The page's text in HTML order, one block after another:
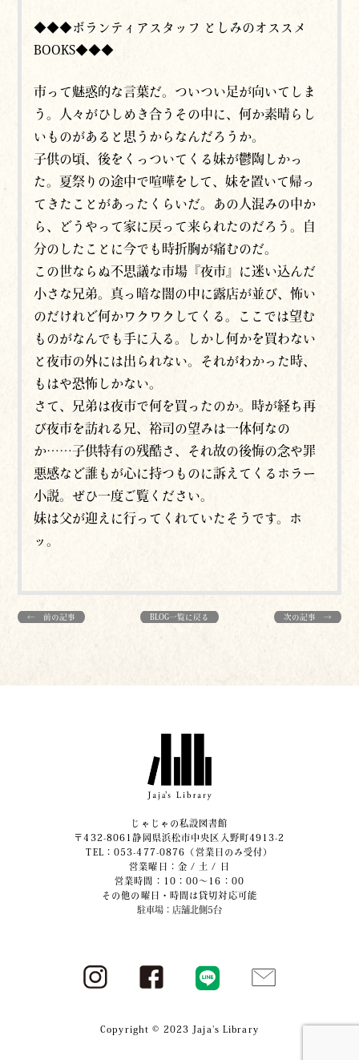
◆◆◆ボランティアスタッフ としみのオススメ
BOOKS◆◆◆
市って魅惑的な言葉だ。ついつい足が向いてしま
う。人々がひしめき合うその中に、何か素晴らし
いものがあると思うからなんだろうか。
子供の頃、後をくっついてくる妹が鬱陶しかっ
た。夏祭りの途中で喧嘩をして、妹を置いて帰っ
てきたことがあったくらいだ。あの人混みの中か
ら、どうやって家に戻って来られたのだろう。自
分のしたことに今でも時折胸が痛むのだ。
この世ならぬ不思議な市場『夜市』に迷い込んだ
小さな兄弟。真っ暗な闇の中に露店が並び、怖い
のだけれど何かワクワクしてくる。ここでは望む
ものがなんでも手に入る。しかし何かを買わない
と夜市の外には出られない。それがわかった時、
もはや恐怖しかない。
さて、兄弟は夜市で何を買ったのか。時が経ち再
び夜市を訪れる兄、裕司の望みは一体何なの
か……子供特有の残酷さ、それ故の後悔の念や罪
悪感など誰もが心に持つものに訴えてくるホラー
小説。ぜひ一度ご覧ください。
妹は父が迎えに行ってくれていたそうです。ホ
ッ。
← 前の記事 BLOG一覧に戻る 次の記事 →
じゃじゃの私設図書館
〒432-8061静岡県浜松市中央区入野町4913-2
​TEL：053-477-0876（営業日のみ受付）
営業曜日：金 / 土 / 日
営業時間：10：00～16：00
その他の曜日・時間は貸切対応可能
駐車場：店舗北側5台
Copyright © 2023 Jaja's Library